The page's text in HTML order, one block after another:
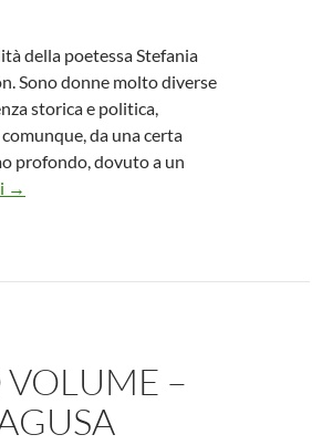
della poetessa Stefania
Sono donne molto diverse
storica e politica,
da una certa
profondo, dovuto a un
Sorelle mie Recital di poesie a Roma,
→
VOLUME –